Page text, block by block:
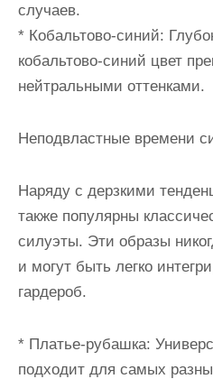
случаев.
* Кобальтово-синий:
кобальтово-синий цвет
нейтральными оттенками.
Неподвластные времени
Наряду с дерзкими
также популярны
силуэты. Эти образы
и могут быть легко
гардероб.
* Платье-рубашка:
подходит для самых